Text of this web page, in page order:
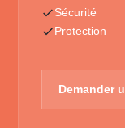
Sécurité
Protection
Demander